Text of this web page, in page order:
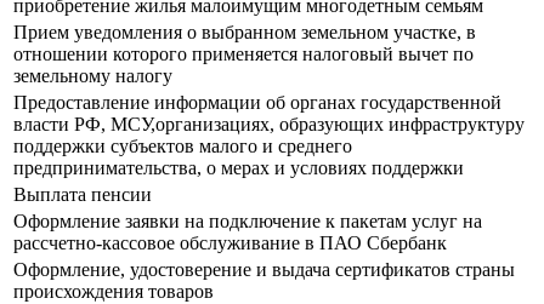
приобретение жилья малоимущим многодетным семьям
Прием уведомления о выбранном земельном участке, в
отношении которого применяется налоговый вычет по
земельному налогу
Предоставление информации об органах государственной
власти РФ, МСУ,организациях, образующих инфраструктуру
поддержки субъектов малого и среднего
предпринимательства, о мерах и условиях поддержки
Выплата пенсии
Оформление заявки на подключение к пакетам услуг на
рассчетно-кассовое обслуживание в ПАО Сбербанк
Оформление, удостоверение и выдача сертификатов страны
происхождения товаров